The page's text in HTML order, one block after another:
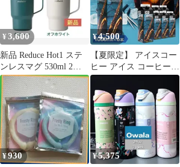
¥3,600
新品 Reduce Hot1 ステ
ンレスマグ 530ml 2個
真空断熱
¥4,500
【夏限定】 アイスコー
ヒー アイス コーヒー
おすすめ 紙パック 濃厚
無糖 加糖 リキッド 1リ
ットル 【特選オリジナ
ルアイスコーヒーリキ
ッド6本セット】
¥930 ¥5,375